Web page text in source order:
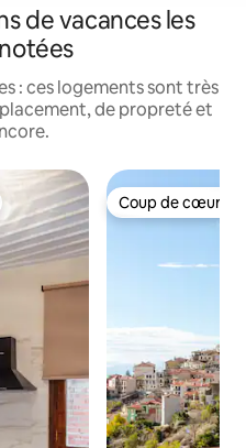
de vacances les
: ces logements sont très
de propreté et
plus appréciés Coup de cœur
Coup de cœur